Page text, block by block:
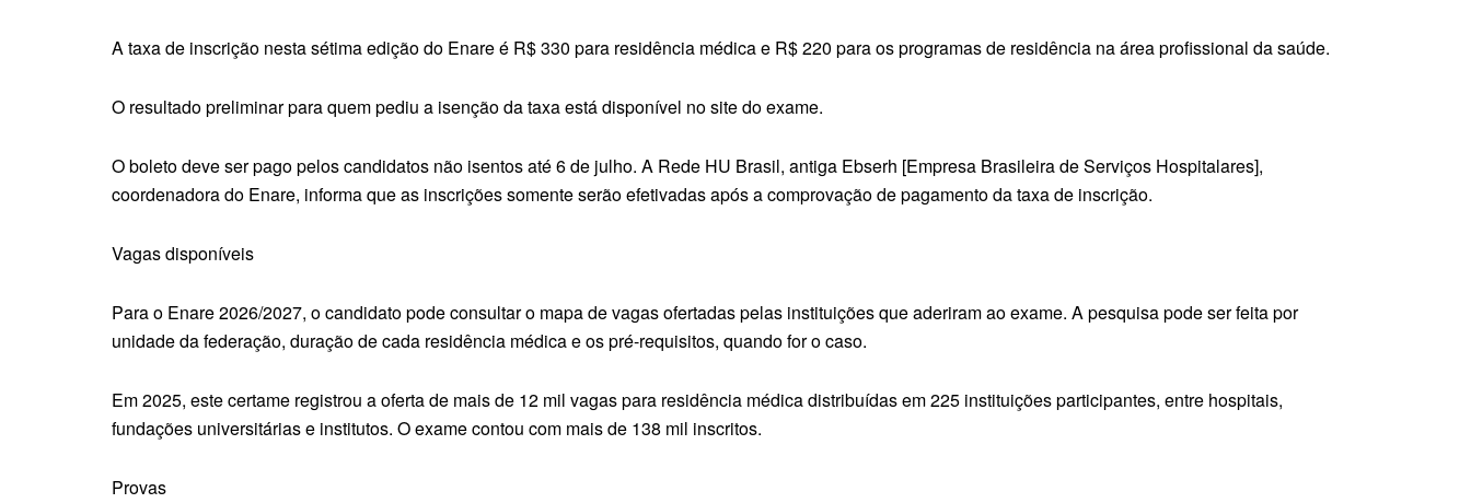
A taxa de inscrição nesta sétima edição do Enare é R$ 330 para residência médica e R$ 220 para os programas de residência na área profissional da saúde.
O resultado preliminar para quem pediu a isenção da taxa está disponível no site do exame.
O boleto deve ser pago pelos candidatos não isentos até 6 de julho. A Rede HU Brasil, antiga Ebserh [Empresa Brasileira de Serviços Hospitalares],
coordenadora do Enare, informa que as inscrições somente serão efetivadas após a comprovação de pagamento da taxa de inscrição.
Vagas disponíveis
Para o Enare 2026/2027, o candidato pode consultar o mapa de vagas ofertadas pelas instituições que aderiram ao exame. A pesquisa pode ser feita por
unidade da federação, duração de cada residência médica e os pré-requisitos, quando for o caso.
Em 2025, este certame registrou a oferta de mais de 12 mil vagas para residência médica distribuídas em 225 instituições participantes, entre hospitais,
fundações universitárias e institutos. O exame contou com mais de 138 mil inscritos.
Provas